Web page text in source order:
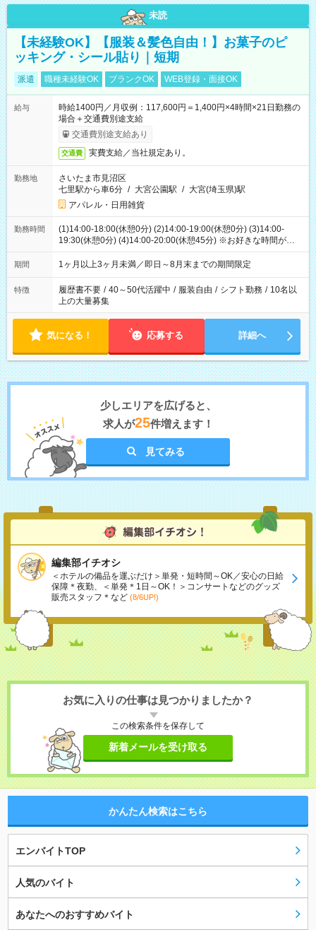
未読
【未経験OK】【服装＆髪色自由！】お菓子のピ
ッキング・シール貼り｜短期
派遣 職種未経験OK ブランクOK WEB登録・面接OK
給与
時給1400円／月収例：117,600円＝1,400円×4時間×21日勤務の
場合＋交通費別途支給
交通費別途支給あり
交通費 実費支給／当社規定あり。
勤務地
さいたま市見沼区
七里駅から車6分 / 大宮公園駅 / 大宮(埼玉県)駅
アパレル・日用雑貨
勤務時間
(1)14:00-18:00(休憩0分) (2)14:00-19:00(休憩0分) (3)14:00-
19:30(休憩0分) (4)14:00-20:00(休憩45分) ※お好きな時間が選べ
ます
期間 1ヶ月以上3ヶ月未満／即日～8月末までの期間限定
特徴 履歴書不要 / 40～50代活躍中 / 服装自由 / シフト勤務 / 10名以
上の大量募集
気になる！ 応募する 詳細へ
少しエリアを広げると、
求人が25件増えます！
見てみる
編集部イチオシ
＜ホテルの備品を運ぶだけ＞単発・短時間～OK／安心の日給
保障＊夜勤、＜単発＊1日～OK！＞コンサートなどのグッズ
販売スタッフ＊など (8/6UP!)
お気に入りの仕事は見つかりましたか？
この検索条件を保存して
新着メールを受け取る
かんたん検索はこちら
エンバイトTOP
人気のバイト
あなたへのおすすめバイト